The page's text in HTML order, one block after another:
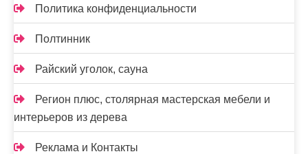
Политика конфиденциальности
Полтинник
Райский уголок, сауна
Регион плюс, столярная мастерская мебели и
интерьеров из дерева
Реклама и Контакты